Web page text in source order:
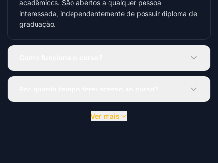
acadêmicos. São abertos a qualquer pessoa
interessada, independentemente de possuir diploma de
graduação.
Ver mais